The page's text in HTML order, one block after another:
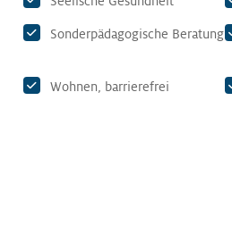
Sonderpädagogische Beratung
Wohnen, barrierefrei